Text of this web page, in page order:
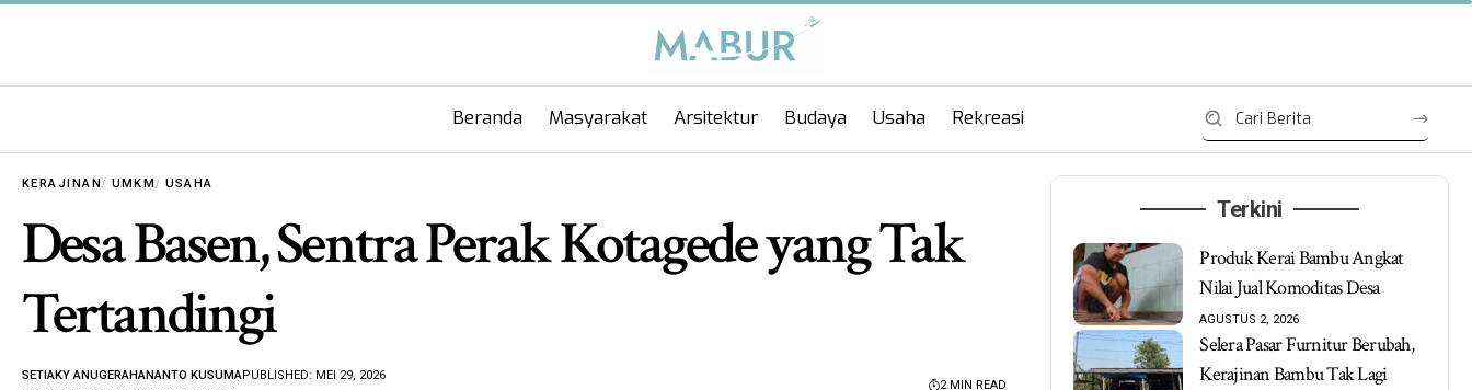
Beranda Masyarakat Arsitektur Budaya Usaha Rekreasi
KERAJINAN UMKM USAHA
Desa Basen, Sentra Perak Kotagede yang Tak
Tertandingi
SETIAKY ANUGERAHANANTO KUSUMAPUBLISHED: MEI 29, 2026
2 MIN READ
Terkini
Produk Kerai Bambu Angkat
Nilai Jual Komoditas Desa
AGUSTUS 2, 2026
Selera Pasar Furnitur Berubah,
Kerajinan Bambu Tak Lagi